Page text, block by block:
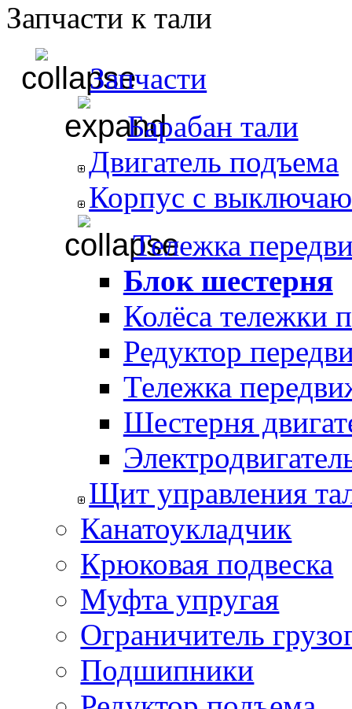
Запчасти к тали
Запчасти
Барабан тали
Двигатель подъема
Корпус с
Тележка
Блок шестерня
Колёса тележки
Редуктор
Тележка
Шестерня
Щит управления
Канатоукладчик
Крюковая подвеска
Муфта упругая
Ограничитель
Подшипники